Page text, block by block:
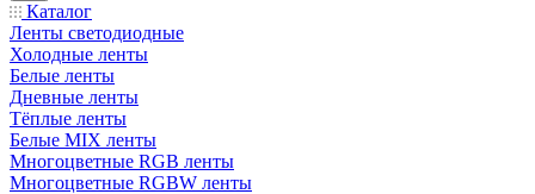
Каталог
Ленты светодиодные
Холодные ленты
Белые ленты
Дневные ленты
Тёплые ленты
Белые MIX ленты
Многоцветные RGB ленты
Многоцветные RGBW ленты